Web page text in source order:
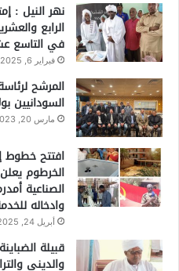
نهر النيل :
الرابع
في التاسع
فبراير 6, 2025
المرشح
السودانيين
مارس 20, 2023
افتتح خطوط
الخرطوم
الصناعية
وادخاله
أبريل 24, 2025
قبيلة
والديني